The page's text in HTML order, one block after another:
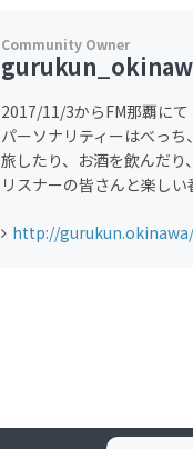
2017/11/3からFM那覇にて
パーソナリティーはべっち
旅したり、お酒を飲んだり
リスナーの皆さんと楽し
http://gurukun.okinawa/